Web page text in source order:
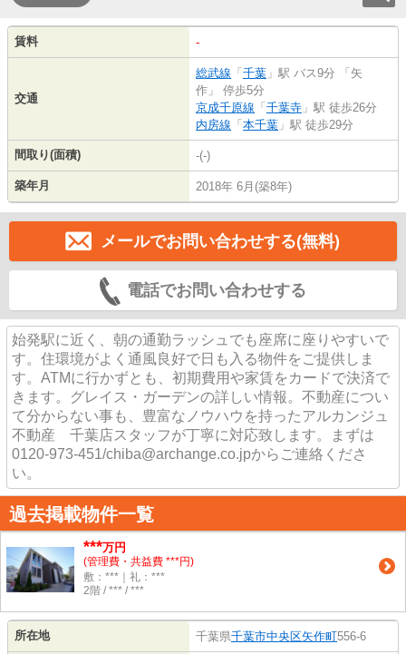
賃料 -
交通
総武線 「 千葉 」駅 バス9分 「矢
作」 停歩5分
京成千原線 「 千葉寺 」駅 徒歩26分
内房線 「 本千葉 」駅 徒歩29分
間取り(面積) -(-)
築年月 2018年 6月(築8年)
メールでお問い合わせする(無料)
電話でお問い合わせする
始発駅に近く、朝の通勤ラッシュでも座席に座りやすいで
す。住環境がよく通風良好で日も入る物件をご提供しま
す。ATMに行かずとも、初期費用や家賃をカードで決済で
きます。グレイス・ガーデンの詳しい情報。不動産につい
て分からない事も、豊富なノウハウを持ったアルカンジュ
不動産 千葉店スタッフが丁寧に対応致します。まずは
0120-973-451/chiba@archange.co.jpからご連絡くださ
い。
過去掲載物件一覧
***万円
(管理費・共益費 ***円)
敷：***｜礼：***
2階 / *** / ***
所在地 千葉県千葉市中央区矢作町556-6